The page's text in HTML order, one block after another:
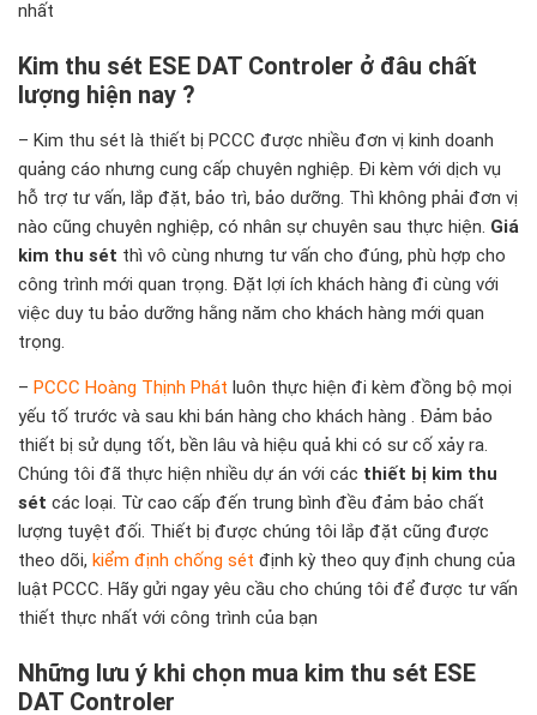
nhất
Kim thu sét ESE DAT Controler ở đâu chất
lượng hiện nay ?
– Kim thu sét là thiết bị PCCC được nhiều đơn vị kinh doanh
quảng cáo nhưng cung cấp chuyên nghiệp. Đi kèm với dịch vụ
hỗ trợ tư vấn, lắp đặt, bảo trì, bảo dưỡng. Thì không phải đơn vị
nào cũng chuyên nghiệp, có nhân sự chuyên sau thực hiện. Giá
kim thu sét thì vô cùng nhưng tư vấn cho đúng, phù hợp cho
công trình mới quan trọng. Đặt lợi ích khách hàng đi cùng với
việc duy tu bảo dưỡng hằng năm cho khách hàng mới quan
trọng.
– PCCC Hoàng Thịnh Phát luôn thực hiện đi kèm đồng bộ mọi
yếu tố trước và sau khi bán hàng cho khách hàng . Đảm bảo
thiết bị sử dụng tốt, bền lâu và hiệu quả khi có sư cố xảy ra.
Chúng tôi đã thực hiện nhiều dự án với các thiết bị kim thu
sét các loại. Từ cao cấp đến trung bình đều đảm bảo chất
lượng tuyệt đối. Thiết bị được chúng tôi lắp đặt cũng được
theo dõi, kiểm định chống sét định kỳ theo quy định chung của
luật PCCC. Hãy gửi ngay yêu cầu cho chúng tôi để được tư vấn
thiết thực nhất với công trình của bạn
Những lưu ý khi chọn mua kim thu sét ESE
DAT Controler